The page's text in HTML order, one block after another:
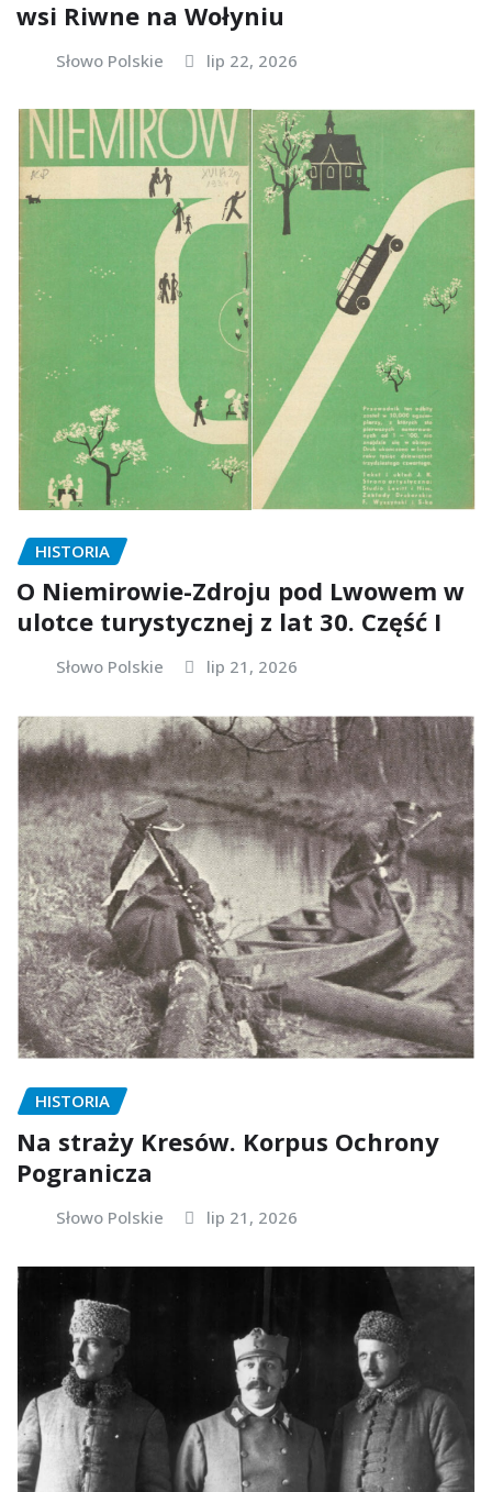
wsi Riwne na Wołyniu
Słowo Polskie lip 22, 2026
HISTORIA
O Niemirowie-Zdroju pod Lwowem w
ulotce turystycznej z lat 30. Część I
Słowo Polskie lip 21, 2026
HISTORIA
Na straży Kresów. Korpus Ochrony
Pogranicza
Słowo Polskie lip 21, 2026